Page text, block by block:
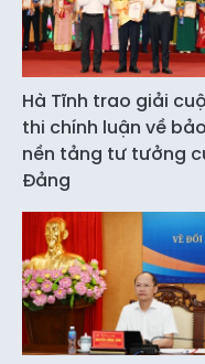
Hà Tĩnh trao giải
thi chính luận về
nền tảng tư tưởng
Đảng